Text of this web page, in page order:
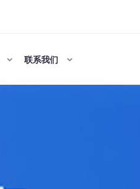
联系我们